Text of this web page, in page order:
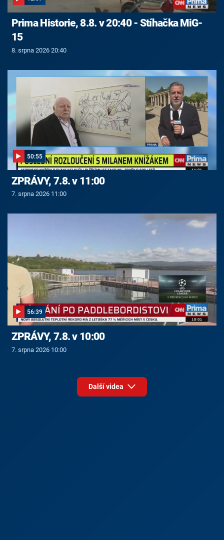
Prima Historie, 8.8. v 20:40 - Stíhačka MiG-
15
8. srpna 2026 20:40
50:55
ZPRÁVY, 7.8. v 11:00
7. srpna 2026 11:00
56:39
ZPRÁVY, 7.8. v 10:00
7. srpna 2026 10:00
Další videa